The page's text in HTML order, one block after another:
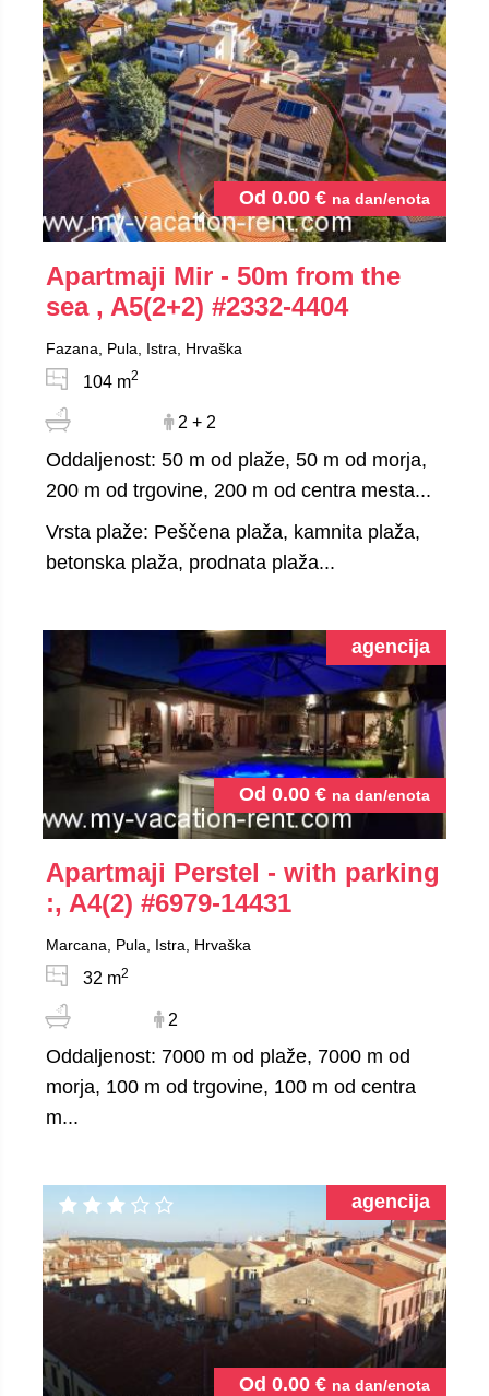
Od 0.00 € na dan/enota
Apartmaji Mir - 50m from the
sea , A5(2+2) #2332-4404
Fazana, Pula, Istra, Hrvaška
104 m2
2 + 2
Oddaljenost: 50 m od plaže, 50 m od morja,
200 m od trgovine, 200 m od centra mesta...
Vrsta plaže: Peščena plaža, kamnita plaža,
betonska plaža, prodnata plaža...
Od 0.00 € na dan/enota
agencija
Apartmaji Perstel - with parking
:, A4(2) #6979-14431
Marcana, Pula, Istra, Hrvaška
32 m2
2
Oddaljenost: 7000 m od plaže, 7000 m od
morja, 100 m od trgovine, 100 m od centra
m...
Od 0.00 € na dan/enota
agencija